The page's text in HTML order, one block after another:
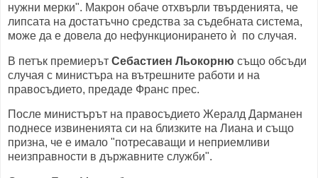
нужни мерки". Макрон обаче отхвърли твърденията, че
липсата на достатъчно средства за съдебната система,
може да е довела до нефункционирането ѝ по случая.
В петък премиерът Себастиен Льокорню също обсъди
случая с министъра на вътрешните работи и на
правосъдието, предаде Франс прес.
После министърът на правосъдието Жералд Дарманен
поднесе извиненията си на близките на Лиана и също
призна, че е имало "потресаващи и неприемливи
неизправности в държавните служби".